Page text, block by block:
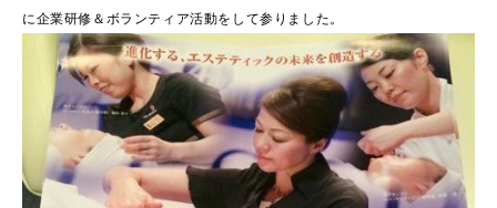
に企業研修＆ボランティア活動をして参りました。